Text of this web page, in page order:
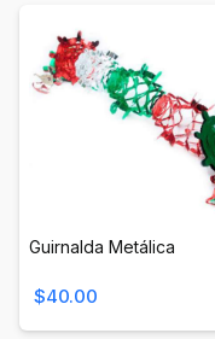
Guirnalda Metálica
$40.00